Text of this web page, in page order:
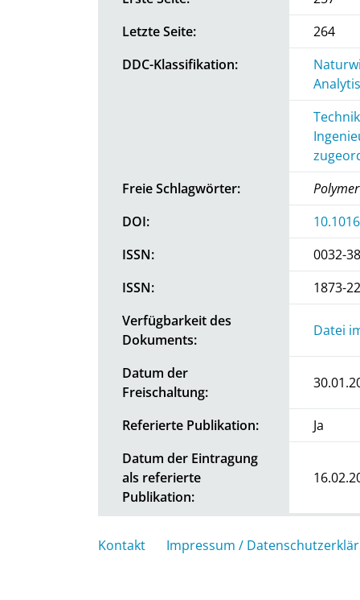
Letzte Seite:
264
DDC-Klassifikation:
Freie Schlagwörter:
DOI:
ISSN:
0032-
ISSN:
1873-
Verfügbarkeit des
Dokuments:
Datei
Datum der
Freischaltung:
Referierte Publikation:
Ja
Datum der Eintragung
als referierte
Publikation:
Kontakt Impressum /